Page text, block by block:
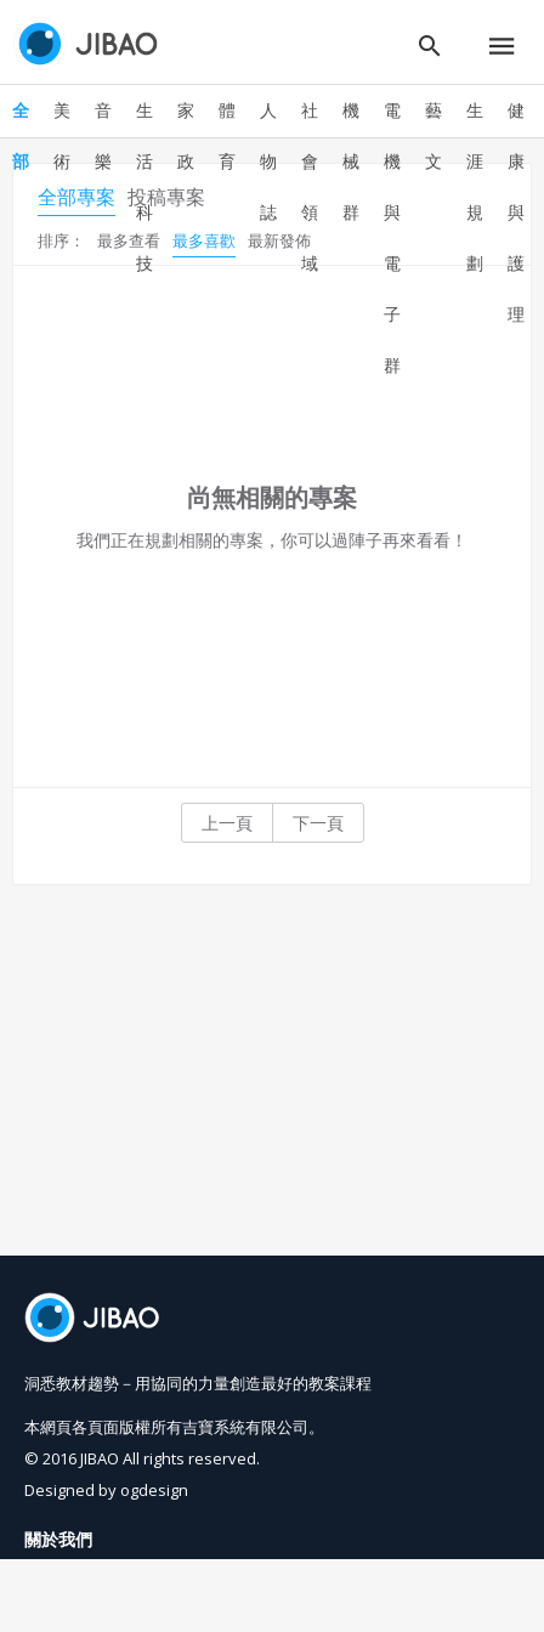
全
部
美
術
音
樂
生
活
科
技
家
政
體
育
人
物
誌
社
會
領
域
機
械
群
電
機
與
電
子
群
藝
文
生
涯
規
劃
健
康
與
護
理
全部專案 投稿專案
排序： 最多查看 最多喜歡 最新發佈
尚無相關的專案
我們正在規劃相關的專案，你可以過陣子再來看看！
上一頁 下一頁
還沒有註冊帳號嗎？點擊 立刻註冊
想起密碼了嗎？點擊立刻登入
已經有註冊帳號了嗎？點擊 立刻登入
二、會員規範
會員同意遵守本系統之會員規範、著作權條款及隱私權政
策。
違反前項約定者，本系統得終止會員資格。
三、著作權授權
會員得於本系統內使用授權內容，除經著作權人有標示採取
創用CC授權或其他授權者，會員不得重製、轉載、散布或類
本系統防盜拷措施或類似措施，會員不得予以破解、破壞或
會員享有其創作之衍生著作的著作權，但會員同意吉寶系統
利。
支出（包括律師費用）、損害及損失。
同意上述條款，確定註冊
洞悉教材趨勢－用協同的力量創造最好的教案課程
本網頁各頁面版權所有吉寶系統有限公司。
© 2016 JIBAO All rights reserved.
Designed byogdesign
關於我們